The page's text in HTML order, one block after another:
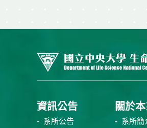
資訊公告
系所公告
關於
系所簡